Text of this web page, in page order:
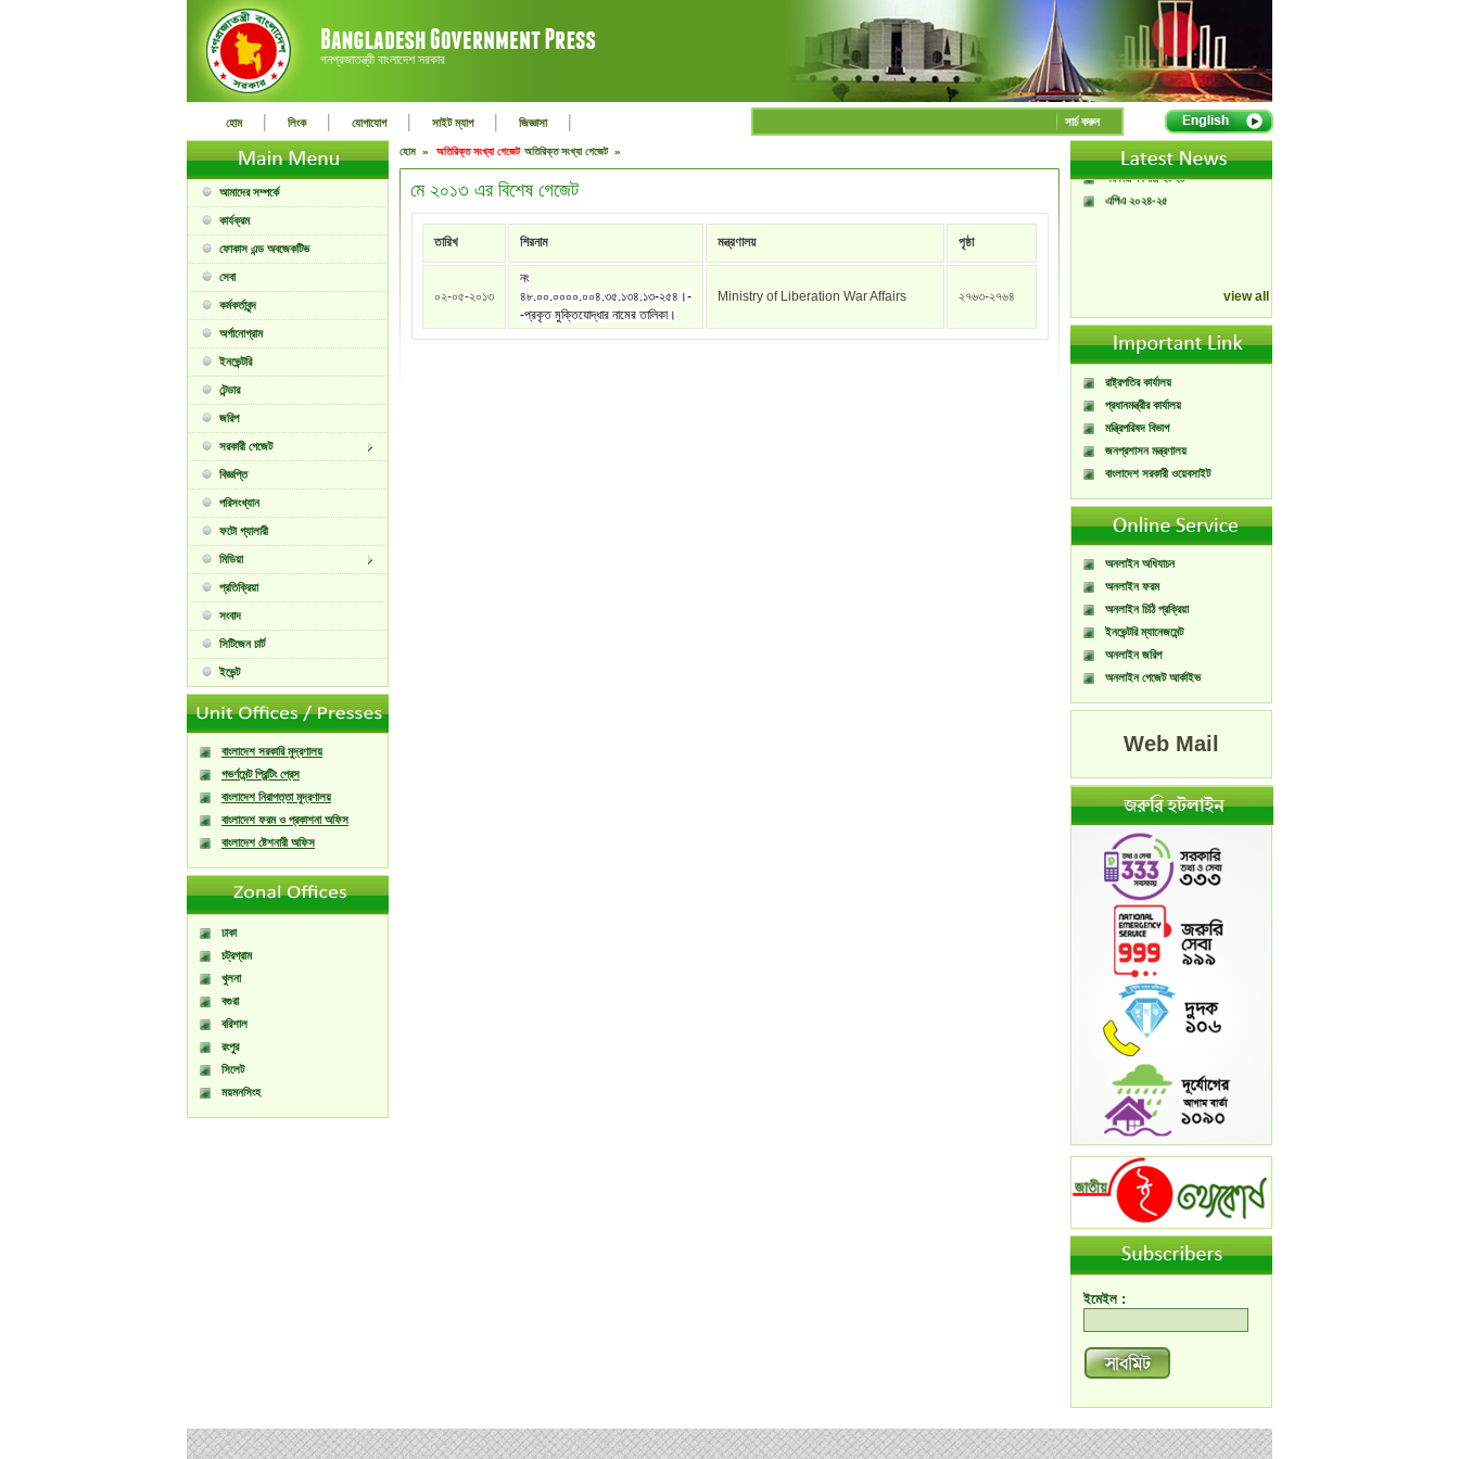
গনপ্রজাতন্ত্রী বাংলাদেশ সরকার
হোম | লিংক | যোগাযোগ | সাইট ম্যাপ | জিজ্ঞাসা | সার্চ করুন
আমাদের সম্পর্কে
কার্যক্রম
ফোকাস এন্ড অবজেকটিভ
সেবা
কর্মকর্তাবৃন্দ
অর্গানোগ্রাম
ইনভেন্টরি
টেন্ডার
জরিপ
সরকারী গেজেট
বিজ্ঞপ্তি
পরিসংখ্যান
ফটো গ্যালারী
মিডিয়া
প্রতিক্রিয়া
সংবাদ
সিটিজেন চার্ট
ইভেন্ট
বাংলাদেশ সরকারি মুদ্রণালয়
গভর্ণমেন্ট প্রিন্টিং প্রেস
বাংলাদেশ নিরাপত্তা মুদ্রণালয়
বাংলাদেশ ফরম ও প্রকাশনা অফিস
বাংলাদেশ ষ্টেশনারী অফিস
ঢাকা
চট্রগ্রাম
খুলনা
বগুরা
বরিশাল
রংপুর
সিলেট
ময়মনসিংহ
হোম » অতিরিক্ত সংখ্যা গেজেট অতিরিক্ত সংখ্যা গেজেট »
মে ২০১৩ এর বিশেষ গেজেট
তারিখ শিরনাম মন্ত্রণালয় পৃষ্ঠা
০২-০৫-২০১৩
নং
৪৮.০০.০০০০.০০৪.৩৫.১৩৪.১৩-২৫৪।-
-প্রকৃত মুক্তিযোদ্ধার নামের তালিকা।
Ministry of Liberation War Affairs ২৭৬৩-২৭৬৪
A Handbook of
Government Press
Citizen Charter of
Bangladesh Government
Press
সরকারী বর্ষপঞ্জি ২০২৬
এপিএ ২০২৪-২৫
view all
রাষ্ট্রপতির কার্যালয়
প্রধানমন্ত্রীর কার্যালয়
মন্ত্রিপরিষদ বিভাগ
জনপ্রশাসন মন্ত্রণালয়
বাংলাদেশ সরকারী ওয়েবসাইট
অনলাইন অধিযাচন
অনলাইন ফরম
অনলাইন চিঠি প্রক্রিয়া
ইনভেন্টরি ম্যানেজমেন্ট
অনলাইন জরিপ
অনলাইন গেজেট আর্কাইভ
Web Mail
ইমেইল :